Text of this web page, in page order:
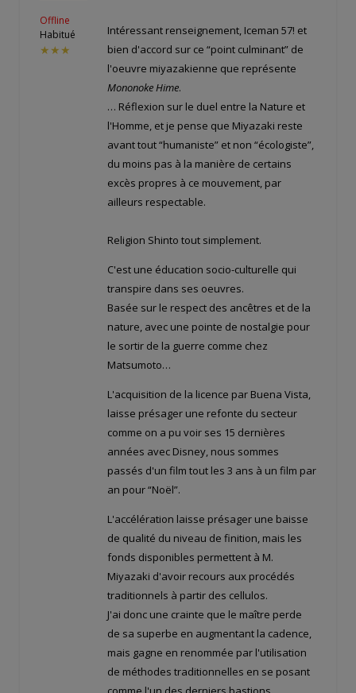
Offline
Habitué
★★★
Intéressant renseignement, Iceman 57! et
bien d'accord sur ce “point culminant” de
l'oeuvre miyazakienne que représente
Mononoke Hime.
… Réflexion sur le duel entre la Nature et
l'Homme, et je pense que Miyazaki reste
avant tout “humaniste” et non “écologiste”,
du moins pas à la manière de certains
excès propres à ce mouvement, par
ailleurs respectable.
Religion Shinto tout simplement.
C'est une éducation socio-culturelle qui
transpire dans ses oeuvres.
Basée sur le respect des ancêtres et de la
nature, avec une pointe de nostalgie pour
le sortir de la guerre comme chez
Matsumoto…
L'acquisition de la licence par Buena Vista,
laisse présager une refonte du secteur
comme on a pu voir ses 15 dernières
années avec Disney, nous sommes
passés d'un film tout les 3 ans à un film par
an pour “Noël”.
L'accélération laisse présager une baisse
de qualité du niveau de finition, mais les
fonds disponibles permettent à M.
Miyazaki d'avoir recours aux procédés
traditionnels à partir des cellulos.
J'ai donc une crainte que le maître perde
de sa superbe en augmentant la cadence,
mais gagne en renommée par l'utilisation
de méthodes traditionnelles en se posant